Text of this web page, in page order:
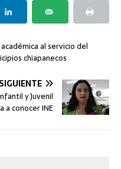
al servicio del
chiapanecos
SIGUIENTE
y Juvenil
a conocer INE